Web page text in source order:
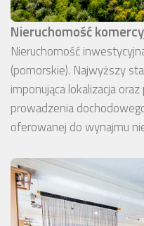
Nieruchomość
Nieruchomość
(pomorskie). Najwyższy
imponująca lokalizacja
prowadzenia
oferowanej do wynajmu